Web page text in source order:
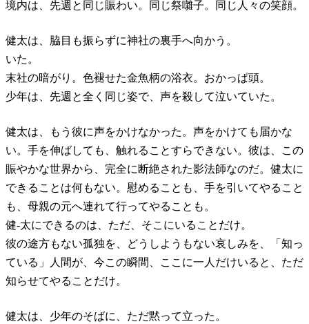
境内は、先週と同じ賑わい。同じ祭囃子。同じ人々の笑顔。
健太は、脇目も振らずに神社の裏手へ向かう。
いた。
末社の暗がり。色褪せた金魚柄の浴衣。おかっぱ頭。
少年は、先週と全く同じ姿で、声を殺して泣いていた。
健太は、もう彼に声をかけなかった。声をかけても届かな
い。手を伸ばしても、触れることすらできない。彼は、この
賑やかな世界から、完全に断絶された影法師なのだ。健太に
できることは何もない。慰めることも、手を引いてやること
も、母親の元へ連れて行ってやることも。
健-太にできるのは、ただ、そこにいることだけ。
彼の途方もない孤独を、どうしようもない哀しみを、「知っ
ている」人間が、今この瞬間、ここに一人だけいると、ただ
知らせてやることだけ。
健太は、少年のそばに、ただ黙って立った。